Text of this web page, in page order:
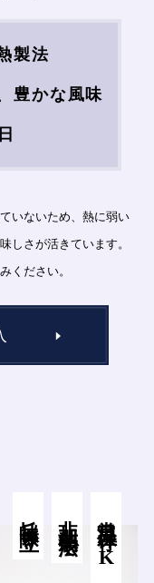
製法
豊かな風味
いないため、熱に弱い
しさが活きています。
ください。
常温保存OK
非加熱製法で
旨味際立つ